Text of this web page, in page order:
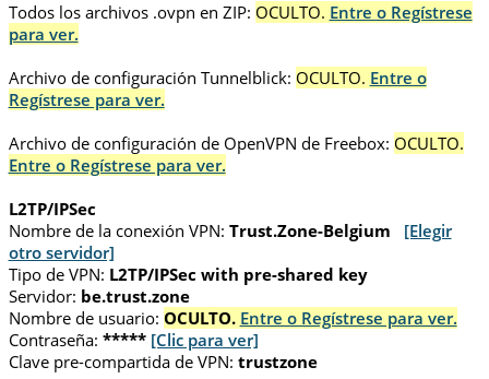
Todos los archivos .ovpn en ZIP: OCULTO. Entre o Regístrese
para ver.
Archivo de configuración Tunnelblick: OCULTO. Entre o
Regístrese para ver.
Archivo de configuración de OpenVPN de Freebox: OCULTO.
Entre o Regístrese para ver.
L2TP/IPSec
Nombre de la conexión VPN: Trust.Zone-Belgium
[Elegir
otro servidor]
Tipo de VPN: L2TP/IPSec with pre-shared key
Servidor: be.trust.zone
Nombre de usuario: OCULTO. Entre o Regístrese para ver.
Contraseña: ***** [Clic para ver]
Clave pre-compartida de VPN: trustzone